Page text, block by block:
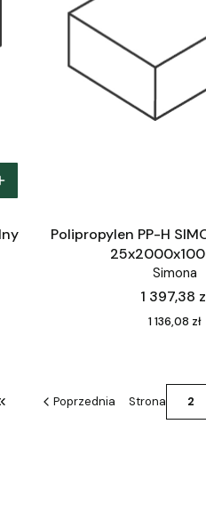
Polipropylen PP-H
Simona
Cena
1 397,38
Cena
1 136,08 zł
Wróć do pierwszej strony z produktami
Poprzednia Strona